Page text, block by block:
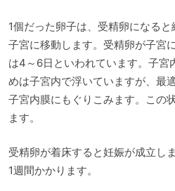
1個だった卵子は、受精卵になる
子宮に移動します。受精卵が子宮
は4～6日といわれています。子宮
めは子宮内で浮いていますが、最
子宮内膜にもぐりこみます。この
ます。
受精卵が着床すると妊娠が成立し
1週間かかります。